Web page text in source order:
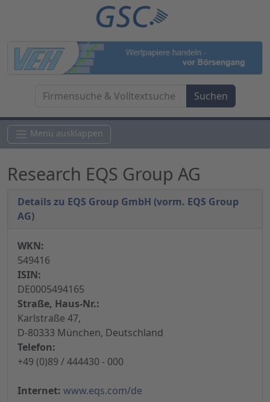
Menü ausklappen
Research EQS Group AG
Details zu EQS Group GmbH (vorm. EQS Group
AG)
WKN:
549416
ISIN:
DE0005494165
Straße, Haus-Nr.:
Karlstraße 47,
D-80333 München, Deutschland
Telefon:
+49 (0)89 / 444430 - 000
Internet: www.eqs.com/de